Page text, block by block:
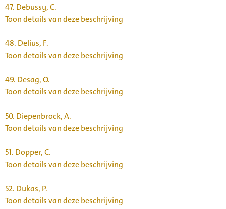
47. Debussy, C.
Toon details van deze beschrijving
48. Delius, F.
Toon details van deze beschrijving
49. Desag, O.
Toon details van deze beschrijving
50. Diepenbrock, A.
Toon details van deze beschrijving
51. Dopper, C.
Toon details van deze beschrijving
52. Dukas, P.
Toon details van deze beschrijving